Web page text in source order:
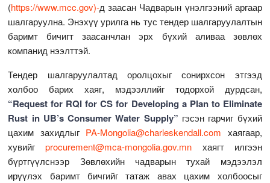
(https://www.mcc.gov)-д заасан Чадварын үнэлгээний аргаар
шалгаруулна. Энэхүү урилга нь тус тендер шалгаруулалтын
баримт бичигт заасанчлан эрх бүхий аливаа зөвлөх
компанид нээлттэй.
Тендер шалгаруулалтад оролцохыг сонирхсон этгээд
холбоо барих хаяг, мэдээллийг тодорхой дурдсан,
“Request for RQI for CS for Developing a Plan to Eliminate
Rust in UB’s Consumer Water Supply” гэсэн гарчиг бүхий
цахим захидлыг PA-Mongolia@charleskendall.com хаягаар,
хувийгprocurement@mca-mongolia.gov.mn хаягт илгээн
бүртгүүлснээр Зөвлөхийн чадварын тухай мэдээлэл
ирүүлэх баримт бичгийг татаж авах цахим холбоосыг